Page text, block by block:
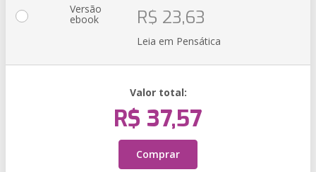
Versão
ebook R$ 23,63
Leia em Pensática
Valor total:
R$ 37,57
Comprar